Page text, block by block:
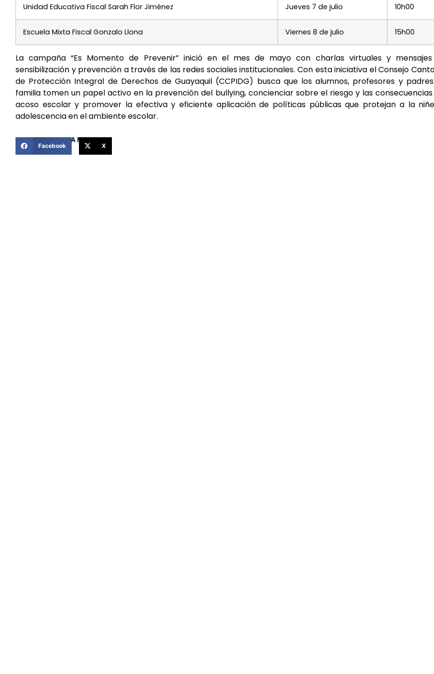
Unidad Educativa Fiscal Sarah Flor Jiménez Jueves 7 de julio 10h00
Escuela Mixta Fiscal Gonzalo Llona Viernes 8 de julio 15h00
La campaña “Es Momento de Prevenir” inició en el mes de mayo con charlas virtuales y
sensibilización y prevención a través de las redes sociales institucionales. Con esta iniciativa el Consejo
de Protección Integral de Derechos de Guayaquil (CCPIDG) busca que los alumnos, profesores y
familia tomen un papel activo en la prevención del bullying, concienciar sobre el riesgo y las
acoso escolar y promover la efectiva y eficiente aplicación de políticas públicas que protejan a la
adolescencia en el ambiente escolar.
COMPARTIR ESTA NOTICIA
Facebook X